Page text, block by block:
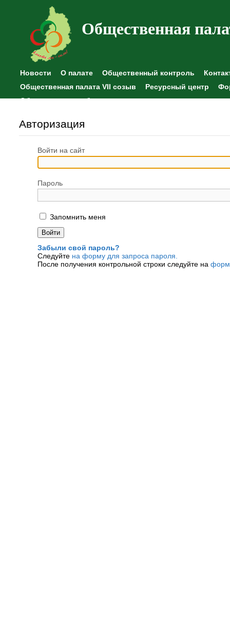
Общественная
Новости О палате Общественный контроль
Общественная палата VII созыв
Ресурсный центр
Общественные наблюдения
Авторизация
Войти на сайт
Пароль
Запомнить меня
Забыли свой пароль?
Следуйте на форму для запроса пароля.
После получения контрольной строки следуйте на